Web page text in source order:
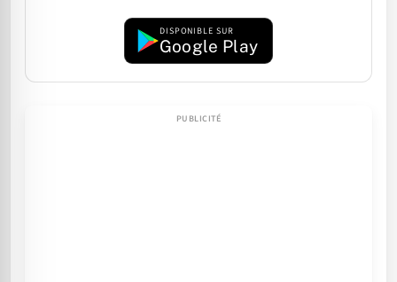
DISPONIBLE SUR
Google Play